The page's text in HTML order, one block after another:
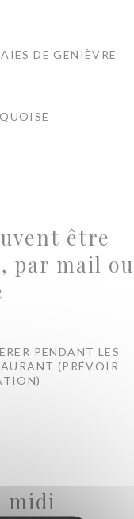
DE GENIÈVRE
être
par mail ou
PENDANT LES
(PRÉVOIR
midi